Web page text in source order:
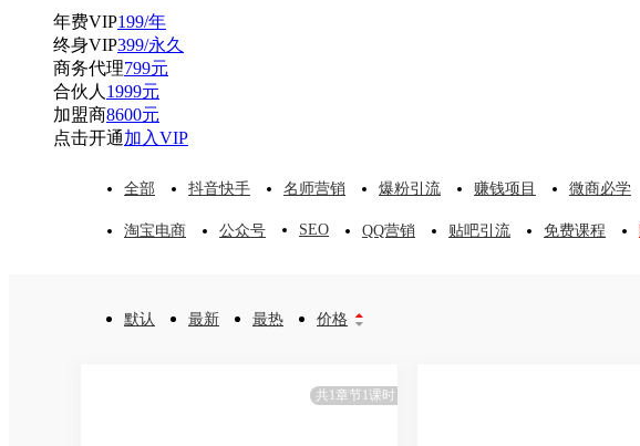
年费VIP199/年
终身VIP399/永久
商务代理799元
合伙人 1999元
加盟商8600元
点击开通加入VIP
全部 抖音快手 名师营销 爆粉引流 赚钱项目 微商必学
淘宝电商 公众号 SEO QQ营销 贴吧引流 免费课程
默认 最新 最热 价格 

共1章节1课时